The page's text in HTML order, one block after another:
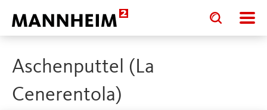
Toggle
search
input
Toggle
search
input
Aschenputtel (La
Cenerentola)